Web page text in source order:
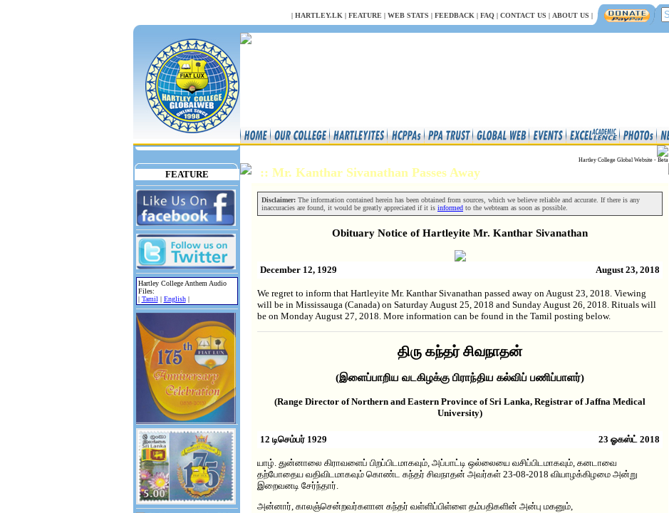
| HARTLEY.LK | FEATURE | WEB STATS | FEEDBACK | FAQ | CONTACT US | ABOUT US |
FEATURE
Hartley College Anthem Audio
Files:
| Tamil| English|
Hartley College Global Website - Beta
:: Mr. Kanthar Sivanathan Passes Away
Disclaimer: The information contained herein has been obtained from sources, which we believe reliable and accurate. If there is any
inaccuracies are found, it would be greatly appreciated if it is informed to the webteam as soon as possible.
Obituary Notice of Hartleyite Mr. Kanthar Sivanathan
December 12, 1929 August 23, 2018
We regret to inform that Hartleyite Mr. Kanthar Sivanathan passed away on August 23, 2018. Viewing
will be in Mississauga (Canada) on Saturday August 25, 2018 and Sunday August 26, 2018. Rituals will
be on Monday August 27, 2018. More information can be found in the Tamil posting below.
திரு கந்தர் சிவநாதன்
(இளைப்பாறிய வடகிழக்கு பிராந்திய கல்விப் பணிப்பாளர்)
(Range Director of Northern and Eastern Province of Sri Lanka, Registrar of Jaffna Medical
University)
12 டிசெம்பர் 1929 23 ஓகஸ்ட் 2018
யாழ். துன்னாலை கிராவளைப் பிறப்பிடமாகவும், அப்பாட்டி ஒல்லையை வசிப்பிடமாகவும், கனடாவை
தற்போதைய வதிவிடமாகவும் கொண்ட கந்தர் சிவநாதன் அவர்கள் 23-08-2018 வியாழக்கிழமை அன்று
இறைவனடி சேர்ந்தார்.
அன்னார், காலஞ்சென்றவர்களான கந்தர் வள்ளிப்பிள்ளை தம்பதிகளின் அன்பு மகனும்,